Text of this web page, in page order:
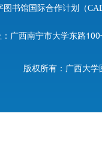
图书馆国际合作计划（
广西南宁市大学东路
版权所有：广西大